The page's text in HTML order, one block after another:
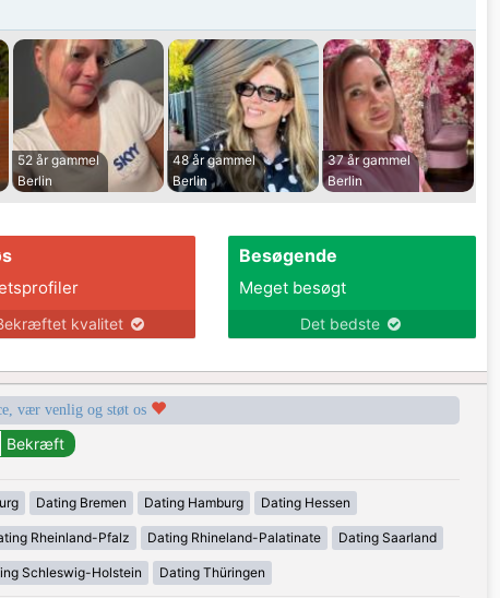
52 år gammel
Berlin
48 år gammel
Berlin
37 år gammel
Berlin
kvalitet
Besøgende
Meget besøgt
Det bedste
vær venlig og støt os
Dating Bremen Dating Hamburg Dating Hessen
Rheinland-Pfalz Dating Rhineland-Palatinate Dating Saarland
Schleswig-Holstein Dating Thüringen